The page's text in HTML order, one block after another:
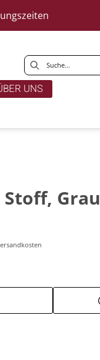
UNS
Stoff, Grau